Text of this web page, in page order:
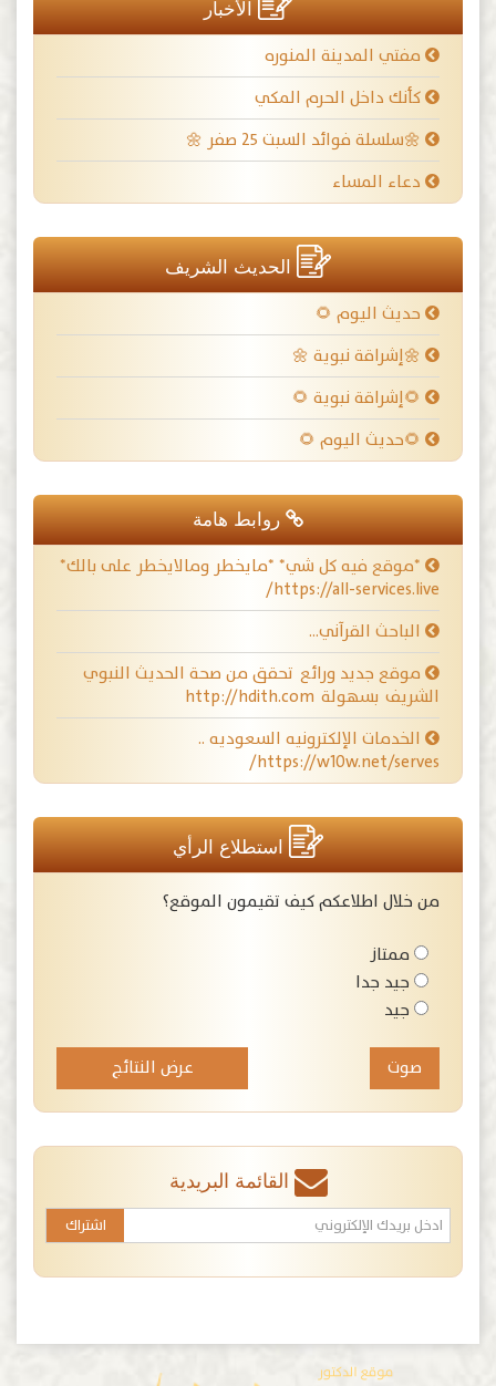
الأخبار
مفتي المدينة المنوره
كأنك داخل الحرم المكي
🌼سلسلة فوائد السبت ٢٥ صفر 🌼
دعاء المساء
الحديث الشريف
حديث اليوم 🌻
🌼إشراقة نبوية 🌼
🌻إشراقة نبوية 🌻
🌻حديث اليوم 🌻
روابط هامة
*موقع فيه كل شي* *مايخطر ومالايخطر على بالك*
https://all-services.live/
الباحث القرآني…
موقع جديد ورائع تحقق من صحة الحديث النبوي
الشريف بسهولة http://hdith.com
الخدمات الإلكترونيه السعوديه ..
https://w10w.net/serves/
استطلاع الرأي
من خلال اطلاعكم كيف تقيمون الموقع؟
ممتاز
جيد جدا
جيد
عرض النتائج
القائمة البريدية